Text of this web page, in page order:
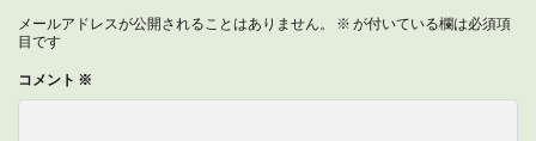
メールアドレスが公開されることはありません。 ※ が付いている欄は必須項
目です
コメント ※